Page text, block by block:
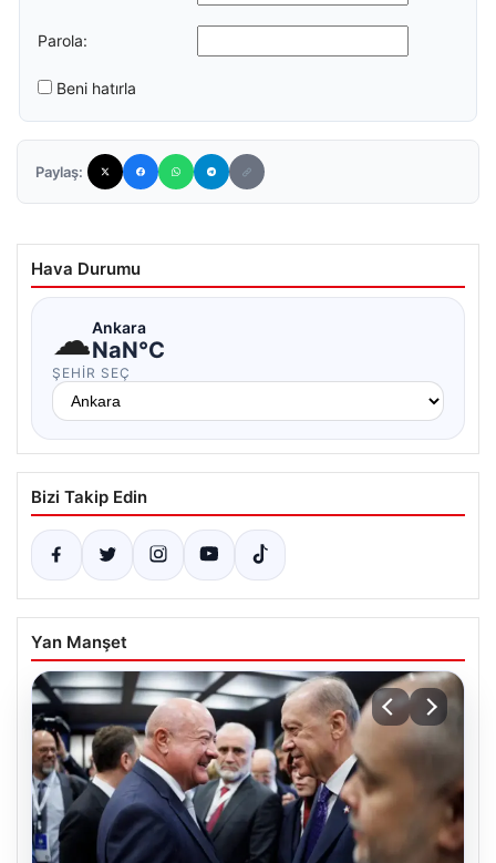
Parola:
Beni hatırla
Paylaş:
Hava Durumu
☁Ankara
NaN°C
ŞEHIR SEÇ
Bizi Takip Edin
Yan Manşet